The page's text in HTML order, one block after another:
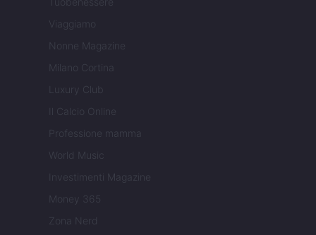
Viaggiamo
Nonne Magazine
Milano Cortina
Luxury Club
Il Calcio Online
Professione mamma
World Music
Investimenti Magazine
Money 365
Zona Nerd